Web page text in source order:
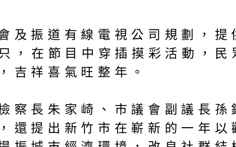
及振道有線電視公司規劃，
，在節目中穿插摸彩活動，民
吉祥喜氣旺整年。
察長朱家崎、市議會副議長
還提出新竹市在嶄新的一年